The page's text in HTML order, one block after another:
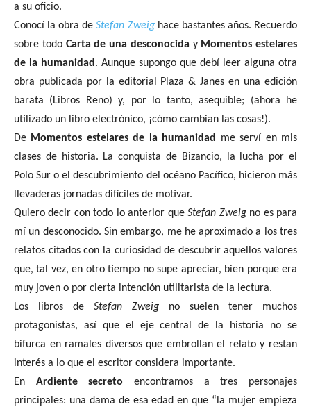
a su oficio.
Conocí la obra deStefan Zweig hace bastantes años. Recuerdo
sobre todo Carta de una desconocida y Momentos estelares
de la humanidad . Aunque supongo que debí leer alguna otra
obra publicada por la editorial Plaza & Janes en una edición
barata (Libros Reno) y, por lo tanto, asequible; (ahora he
utilizado un libro electrónico, ¡cómo cambian las cosas!).
De Momentos estelares de la humanidad me serví en mis
clases de historia. La conquista de Bizancio, la lucha por el
Polo Sur o el descubrimiento del océano Pacífico, hicieron más
llevaderas jornadas difíciles de motivar.
Quiero decir con todo lo anterior queStefan Zweigno es para
mí un desconocido. Sin embargo, me he aproximado a los tres
relatos citados con la curiosidad de descubrir aquellos valores
que, tal vez, en otro tiempo no supe apreciar, bien porque era
muy joven o por cierta intención utilitarista de la lectura.
Los libros de Stefan Zweig no suelen tener muchos
protagonistas, así que el eje central de la historia no se
bifurca en ramales diversos que embrollan el relato y restan
interés a lo que el escritor considera importante.
En Ardiente secretoencontramos a tres personajes
principales: una dama de esa edad en que “la mujer empieza